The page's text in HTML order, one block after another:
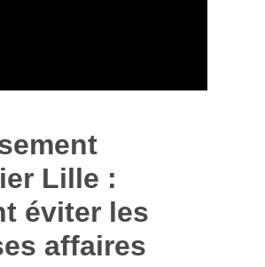
Lille :
éviter les
affaires